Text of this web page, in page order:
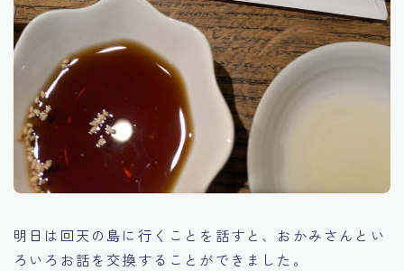
明日は回天の島に行くことを話すと、おかみさんとい
ろいろお話を交換することができました。